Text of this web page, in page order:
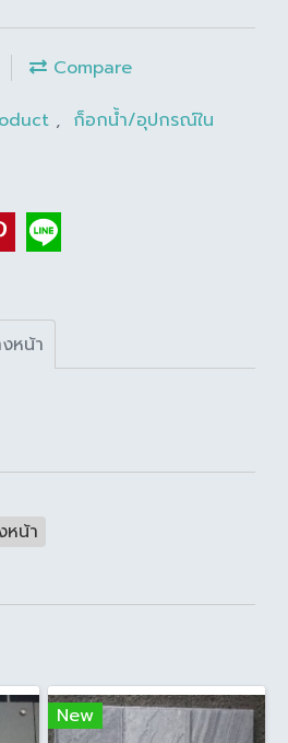
Compare
, ก็อกน้ำ/อุปกรณ์ใน
หน้า
หน้า
New